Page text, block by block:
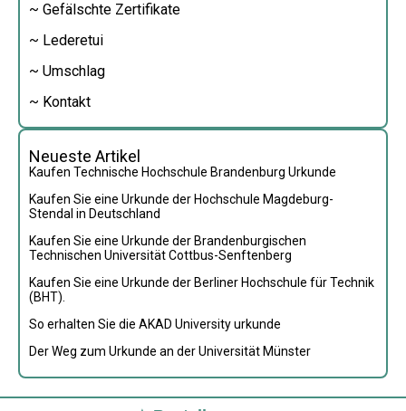
~ Gefälschte Zertifikate
~ Lederetui
~ Umschlag
~ Kontakt
Neueste Artikel
Kaufen Technische Hochschule Brandenburg Urkunde
Kaufen Sie eine Urkunde der Hochschule Magdeburg-
Stendal in Deutschland
Kaufen Sie eine Urkunde der Brandenburgischen
Technischen Universität Cottbus-Senftenberg
Kaufen Sie eine Urkunde der Berliner Hochschule für Technik
(BHT).
So erhalten Sie die AKAD University urkunde
Der Weg zum Urkunde an der Universität Münster